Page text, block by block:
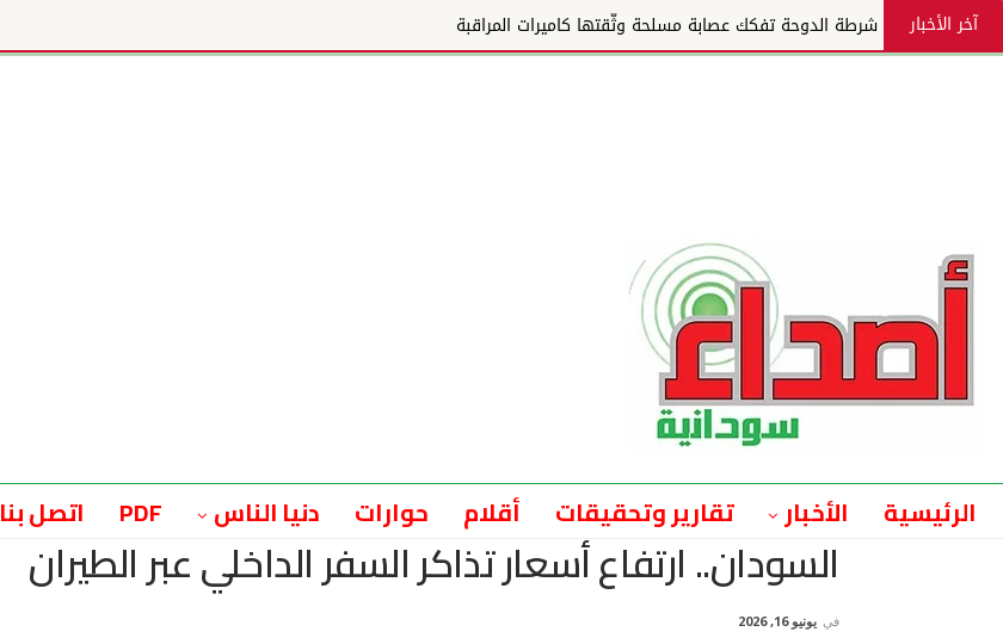
آخر الأخبار شرطة الدوحة تفكك عصابة مسلحة وثّقتها كاميرات المراقبة
الرئيسية الأخبار تقارير وتحقيقات أقلام حوارات دنيا الناس PDF اتصل بنا
السودان.. ارتفاع أسعار تذاكر السفر الداخلي عبر الطيران
في يونيو 16, 2026